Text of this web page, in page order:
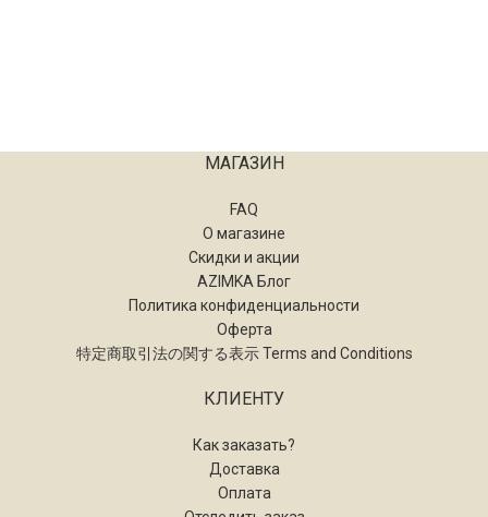
МАГАЗИН
FAQ
О магазине
Скидки и акции
AZIMKA Блог
Политика конфиденциальности
Оферта
特定商取引法の関する表示 Terms and Conditions
КЛИЕНТУ
Как заказать?
Доставка
Оплата